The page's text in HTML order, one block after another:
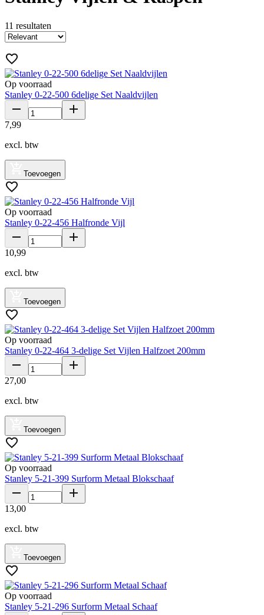
11 resultaten
Op voorraad
Stanley 0-22-500 6delige Set Naaldvijlen
7,99
excl. btw
Toevoegen
Op voorraad
Stanley 0-22-456 Halfronde Vijl
10,99
excl. btw
Toevoegen
Op voorraad
Stanley 0-22-464 3-delige Set Vijlen Halfzoet 200mm
27,00
excl. btw
Toevoegen
Op voorraad
Stanley 5-21-399 Surform Metaal Blokschaaf
13,00
excl. btw
Toevoegen
Op voorraad
Stanley 5-21-296 Surform Metaal Schaaf